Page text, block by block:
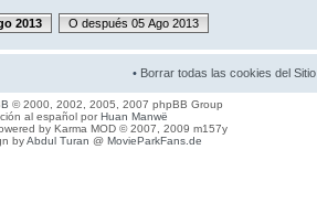
2013 O después 05 Ago 2013
• Borrar todas las cookies del Sitio
© 2000, 2002, 2005, 2007 phpBB Group
al español porHuan Manwë
by Karma MOD © 2007, 2009 m157y
byAbdul Turan @ MovieParkFans.de